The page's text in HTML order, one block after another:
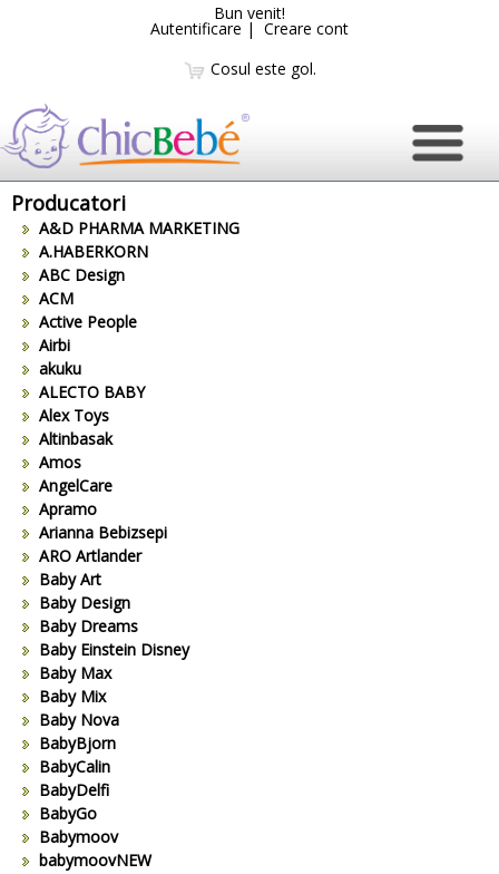
Bun venit!
Autentificare | Creare cont
Cosul este gol.
Producatori
A&D PHARMA MARKETING
A.HABERKORN
ABC Design
ACM
Active People
Airbi
akuku
ALECTO BABY
Alex Toys
Altinbasak
Amos
AngelCare
Apramo
Arianna Bebizsepi
ARO Artlander
Baby Art
Baby Design
Baby Dreams
Baby Einstein Disney
Baby Max
Baby Mix
Baby Nova
BabyBjorn
BabyCalin
BabyDelfi
BabyGo
Babymoov
babymoovNEW